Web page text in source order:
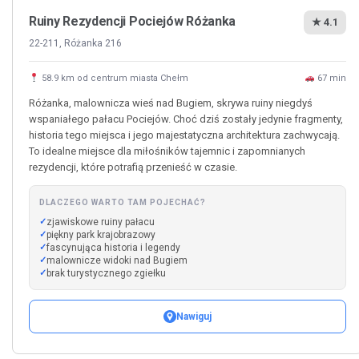
Ruiny Rezydencji Pociejów Różanka
22-211, Różanka 216
★ 4.1
58.9 km od centrum miasta Chełm 67 min
Różanka, malownicza wieś nad Bugiem, skrywa ruiny niegdyś
wspaniałego pałacu Pociejów. Choć dziś zostały jedynie fragmenty,
historia tego miejsca i jego majestatyczna architektura zachwycają.
To idealne miejsce dla miłośników tajemnic i zapomnianych
rezydencji, które potrafią przenieść w czasie.
DLACZEGO WARTO TAM POJECHAĆ?
zjawiskowe ruiny pałacu
piękny park krajobrazowy
fascynująca historia i legendy
malownicze widoki nad Bugiem
brak turystycznego zgiełku
Nawiguj